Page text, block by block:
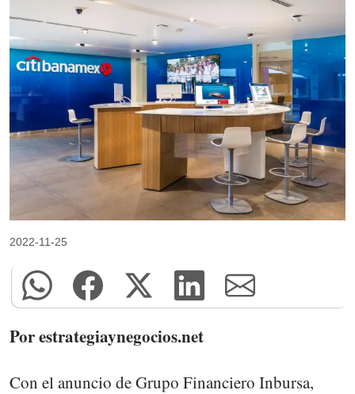
2022-11-25
Por estrategiaynegocios.net
Con el anuncio de Grupo Financiero Inbursa,